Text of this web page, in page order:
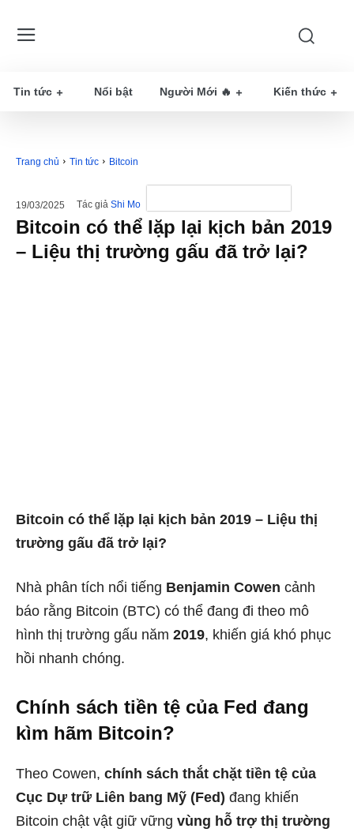
Tin tức Nổi bật Người Mới 🔥 Kiến thức
Trang chủ Tin tức Bitcoin
19/03/2025 Tác giả Shi Mo
Bitcoin có thể lặp lại kịch bản 2019
– Liệu thị trường gấu đã trở lại?
Bitcoin có thể lặp lại kịch bản 2019 – Liệu thị
trường gấu đã trở lại?
Nhà phân tích nổi tiếng Benjamin Cowen cảnh
báo rằng Bitcoin (BTC) có thể đang đi theo mô
hình thị trường gấu năm 2019, khiến giá khó phục
hồi nhanh chóng.
Chính sách tiền tệ của Fed đang
kìm hãm Bitcoin?
Theo Cowen, chính sách thắt chặt tiền tệ của
Cục Dự trữ Liên bang Mỹ (Fed) đang khiến
Bitcoin chật vật giữ vững vùng hỗ trợ thị trường